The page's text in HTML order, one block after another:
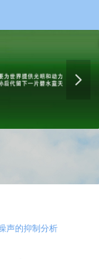
넲
声的抑制分析